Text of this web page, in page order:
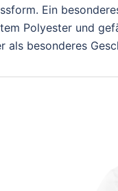
Ein
Polyester und
besonderes